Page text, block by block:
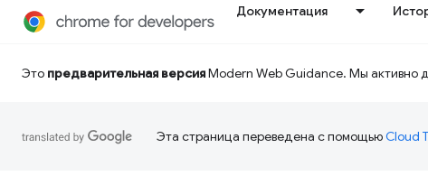
Документация
Это предварительная версияModern Web Guidance. Мы активно
Эта страница переведена с помощьюCloud